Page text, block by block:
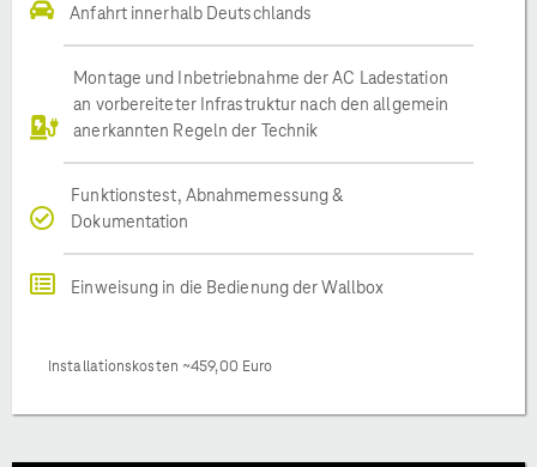
Anfahrt innerhalb Deutschlands
Montage und Inbetriebnahme der AC Ladestation
an vorbereiteter Infrastruktur nach den allgemein
anerkannten Regeln der Technik
Funktionstest, Abnahmemessung &
Dokumentation
Einweisung in die Bedienung der Wallbox
Installationskosten ~459,00 Euro